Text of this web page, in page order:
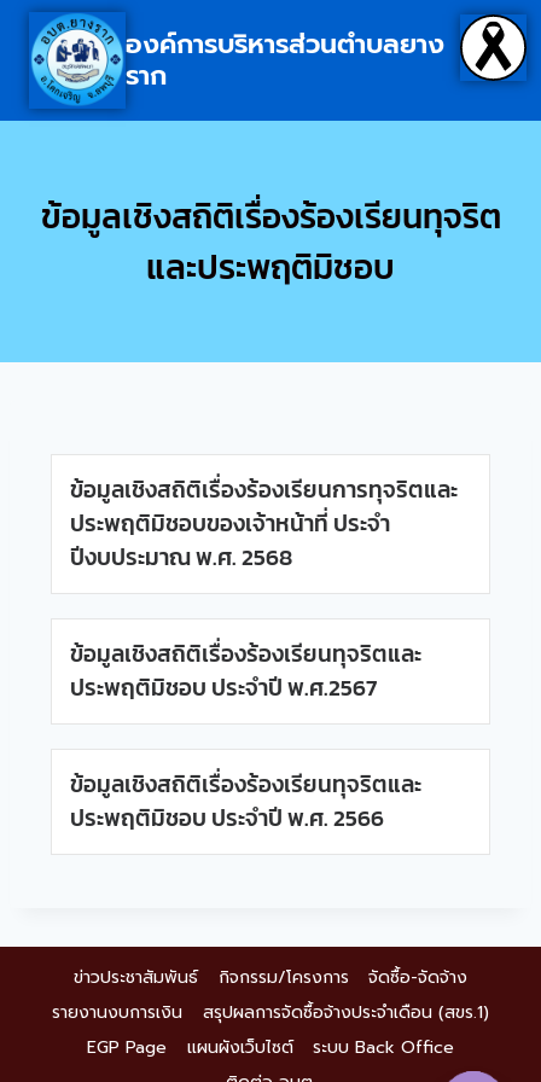
องค์การบริหารส่วนตำบลยาง
ราก
ข้อมูลเชิงสถิติเรื่องร้องเรียนทุจริต
และประพฤติมิชอบ
ข้อมูลเชิงสถิติเรื่องร้องเรียนการทุจริตและ
ประพฤติมิชอบของเจ้าหน้าที่ ประจำ
ปีงบประมาณ พ.ศ. 2568
ข้อมูลเชิงสถิติเรื่องร้องเรียนทุจริตและ
ประพฤติมิชอบ ประจำปี พ.ศ.2567
ข้อมูลเชิงสถิติเรื่องร้องเรียนทุจริตและ
ประพฤติมิชอบ ประจำปี พ.ศ. 2566
ข่าวประชาสัมพันธ์ กิจกรรม/โครงการ
จัดซื้อ-จัดจ้าง
รายงานงบการเงิน
สรุปผลการจัดซื้อจ้างประจำเดือน (สขร.1)
EGP Page
แผนผังเว็บไซต์
ระบบ Back Office